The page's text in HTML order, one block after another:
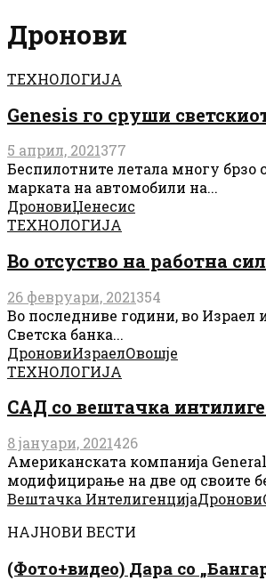
Дронови
ТЕХНОЛОГИЈА
Genesis го сруши
5 април, 2021377
Беспилотните летала многу брзо
марката на автомобили на...
ДроновиЏенесис
ТЕХНОЛОГИЈА
Во отсуство на работна
26 февруари, 2021354
Во последниве години, во Израел
Светска банка...
ДроновиИзраелОвошје
ТЕХНОЛОГИЈА
САД со вештачка
8 јануари, 2021426
Американската компанија
модифицирање на две од своите
Вештачка ИнтелигенцијаДронови
НАЈНОВИ ВЕСТИ
(Фото+видео) Дара со